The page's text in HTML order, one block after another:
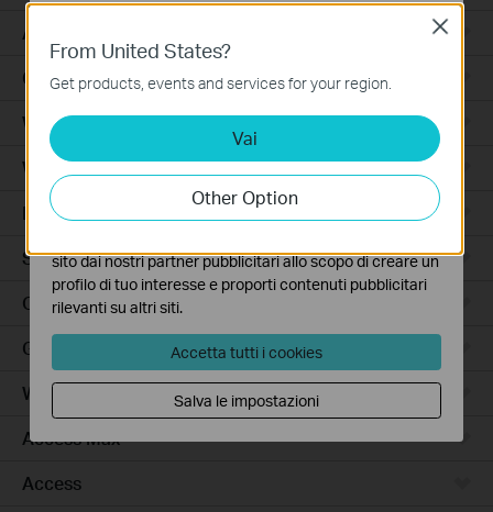
Accessori per Robot Aspirapolvere
Ceiling Mount
Wi-Fi
Wall Plate
Desktop
Switch
Outdoor
Gateway
Wireless Bridge
Access Max
Access
From United States?
Get products, events and services for your region.
Vai
Other Option
Close
Questi cookies sono necessari per il corretto
funzionamento del sito e non possono essere disattivati
nel tuo sistema.
Analytics e Marketing Cookies
I cookies analitici ci permettono di analizzare le tue
attività sul nostro sito allo scopo di migliorarne le
funzionalità.
sito dai nostri partner pubblicitari allo scopo di creare un
profilo di tuo interesse e proporti contenuti pubblicitari
rilevanti su altri siti.
Accetta tutti i cookies
Salva le impostazioni